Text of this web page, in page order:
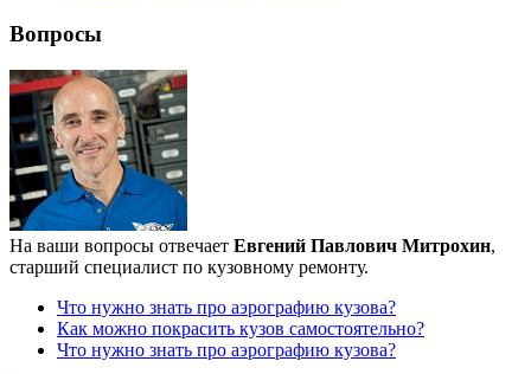
Вопросы
На ваши вопросы отвечает Евгений Павлович Митрохин,
старший специалист по кузовному ремонту.
Что нужно знать про аэрографию кузова?
Как можно покрасить кузов самостоятельно?
Что нужно знать про аэрографию кузова?